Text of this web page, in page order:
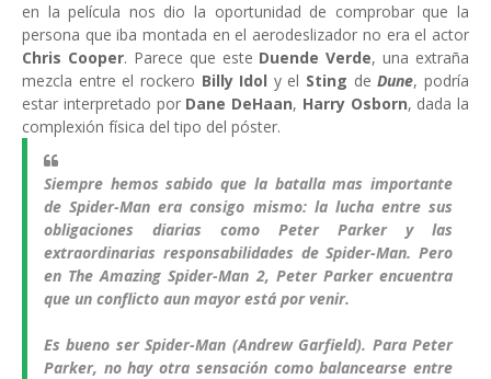
en la película nos dio la oportunidad de comprobar que la
persona que iba montada en el aerodeslizador no era el actor
Chris Cooper. Parece que este Duende Verde, una extraña
mezcla entre el rockero Billy Idol y el Sting deDune, podría
estar interpretado por Dane DeHaan, Harry Osborn, dada la
complexión física del tipo del póster.
Siempre hemos sabido que la batalla mas importante
de Spider-Man era consigo mismo: la lucha entre sus
obligaciones diarias como Peter Parker y las
extraordinarias responsabilidades de Spider-Man. Pero
en The Amazing Spider-Man 2, Peter Parker encuentra
que un conflicto aun mayor está por venir.
Es bueno ser Spider-Man (Andrew Garfield). Para Peter
Parker, no hay otra sensación como balancearse entre